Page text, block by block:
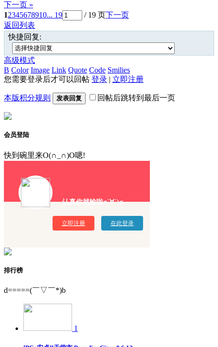
下一页 »
12345678910... 19 / 19 页下一页
返回列表
快捷回复:
高级模式
B Color Image Link Quote Code Smilies
您需要登录后才可以回帖 登录 | 立即注册
本版积分规则 发表回复 回帖后跳转到最后一页
会员登陆
快到碗里来O(∩_∩)O嗯!
认真你就输啦σ`∀´)σ
立即注册 在此登录
排行榜
d=====(￣▽￣*)b
1